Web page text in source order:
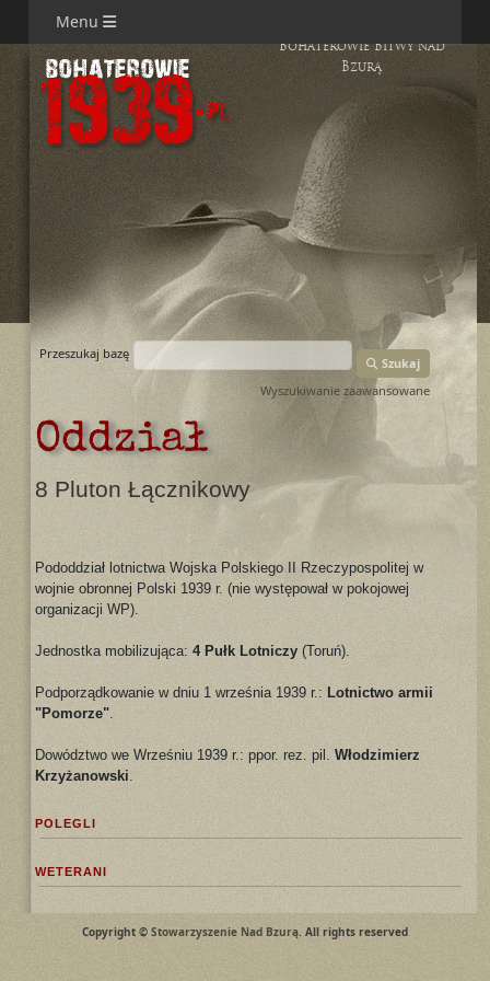
Menu
Bohaterowie Bitwy nad
Bzurą
Przeszukaj bazę
Szukaj
Wyszukiwanie zaawansowane
Oddział
8 Pluton Łącznikowy
Pododdział lotnictwa Wojska Polskiego II Rzeczypospolitej w
wojnie obronnej Polski 1939 r. (nie występował w pokojowej
organizacji WP).
Jednostka mobilizująca: 4 Pułk Lotniczy (Toruń).
Podporządkowanie w dniu 1 września 1939 r.: Lotnictwo armii
"Pomorze".
Dowództwo we Wrześniu 1939 r.: ppor. rez. pil. Włodzimierz
Krzyżanowski.
POLEGLI
WETERANI
Copyright © Stowarzyszenie Nad Bzurą. All rights reserved